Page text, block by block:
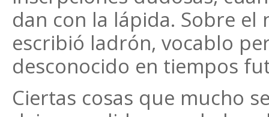
dan con la lápida. Sobre
escribió ladrón, vocablo
desconocido en tiempos
Ciertas cosas que mucho